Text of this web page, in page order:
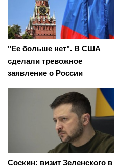
"Ее больше нет". В США
сделали тревожное
заявление о России
Соскин: визит Зеленского в